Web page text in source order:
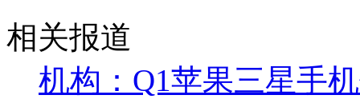
相关报道
机构：Q1苹果三星手